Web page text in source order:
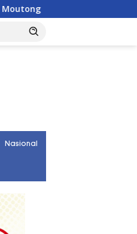
Penghulu di Parigi
Nasional